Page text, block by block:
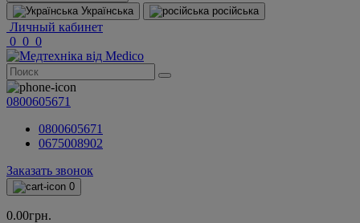
Українська
російська
Личный кабинет
0 0 0
0800605671
0800605671
0675008902
Заказать звонок
0
0.00грн.